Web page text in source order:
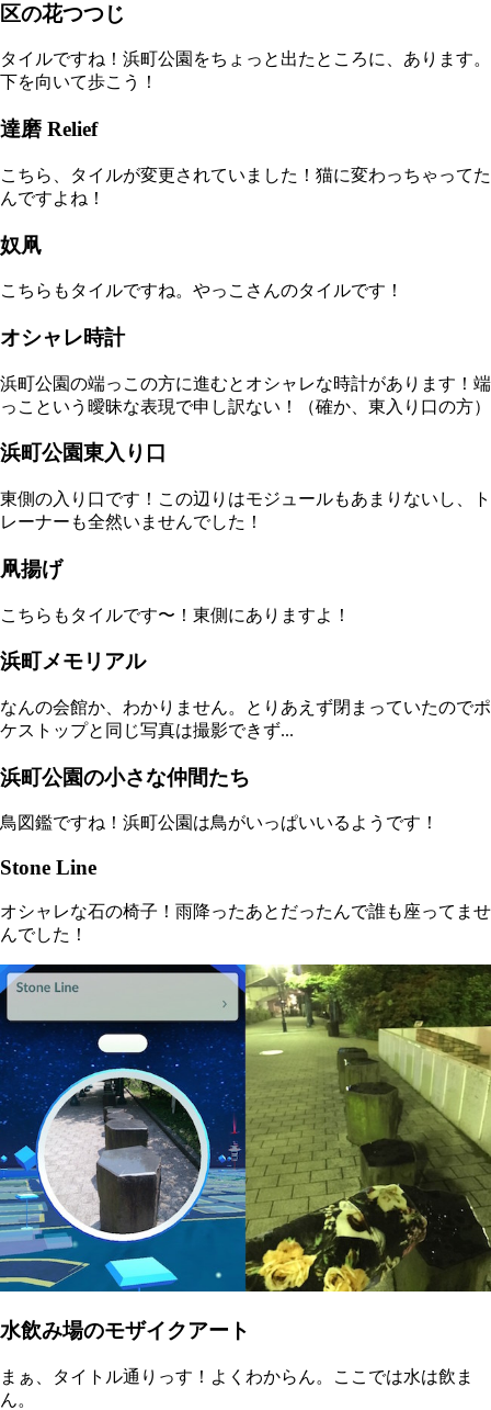
区の花つつじ
タイルですね！浜町公園をちょっと出たところに、あります。
下を向いて歩こう！
達磨 Relief
こちら、タイルが変更されていました！猫に変わっちゃってた
んですよね！
奴凧
こちらもタイルですね。やっこさんのタイルです！
オシャレ時計
浜町公園の端っこの方に進むとオシャレな時計があります！端
っこという曖昧な表現で申し訳ない！（確か、東入り口の方）
浜町公園東入り口
東側の入り口です！この辺りはモジュールもあまりないし、ト
レーナーも全然いませんでした！
凧揚げ
こちらもタイルです〜！東側にありますよ！
浜町メモリアル
なんの会館か、わかりません。とりあえず閉まっていたのでポ
ケストップと同じ写真は撮影できず...
浜町公園の小さな仲間たち
鳥図鑑ですね！浜町公園は鳥がいっぱいいるようです！
Stone Line
オシャレな石の椅子！雨降ったあとだったんで誰も座ってませ
んでした！
水飲み場のモザイクアート
まぁ、タイトル通りっす！よくわからん。ここでは水は飲ま
ん。